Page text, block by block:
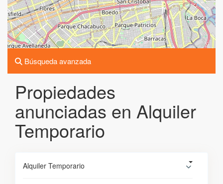
Búsqueda avanzada
Propiedades
anunciadas en Alquiler
Temporario
Alquiler Temporario